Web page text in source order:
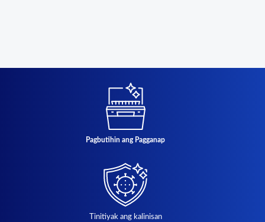
Pagbutihin ang Pagganap
Tinitiyak ang kalinisan